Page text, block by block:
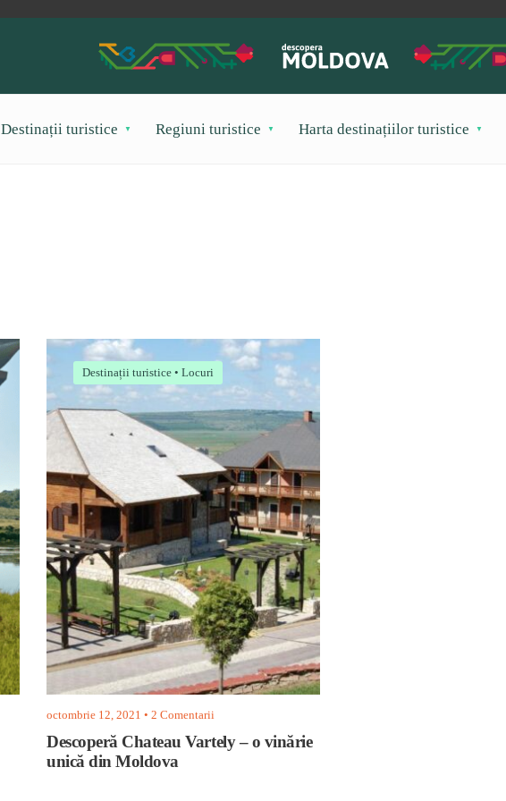
Destinații turistice Regiuni turistice Harta destinațiilor turistice
Destinații turistice • Locuri
octombrie 12, 2021 • 2 Comentarii
Descoperă Chateau Vartely – o vinărie
unică din Moldova